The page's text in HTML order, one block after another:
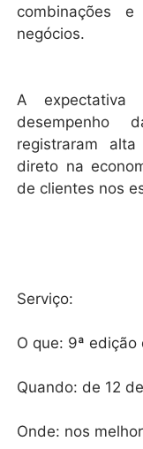
combinações
negócios.
A
desempenho
registraram
direto na
de clientes nos
Serviço:
O que: 9ª edição
Quando: de 12
Onde: nos